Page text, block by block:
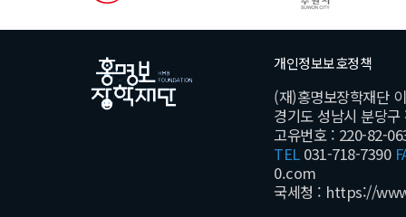
개인정보보호정책
(재)홍명보장학재단
경기도 성남시 분당
고유번호 : 220-82-
TEL031-718-7390
0.com
국세청 : https://